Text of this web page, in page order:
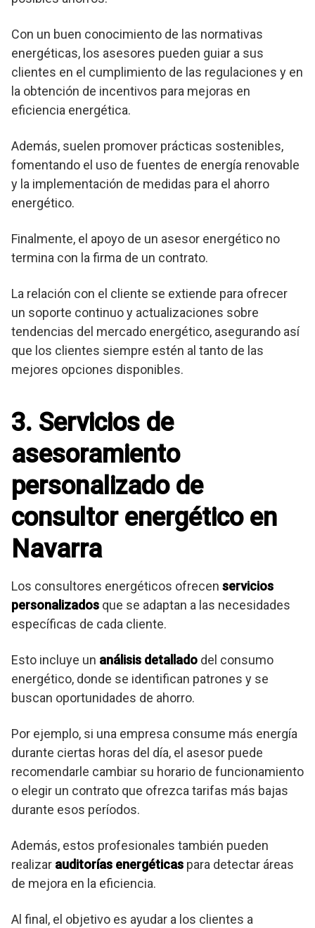
Con un buen conocimiento de las normativas
energéticas, los asesores pueden guiar a sus
clientes en el cumplimiento de las regulaciones y en
la obtención de incentivos para mejoras en
eficiencia energética.
Además, suelen promover prácticas sostenibles,
fomentando el uso de fuentes de energía renovable
y la implementación de medidas para el ahorro
energético.
Finalmente, el apoyo de un asesor energético no
termina con la firma de un contrato.
La relación con el cliente se extiende para ofrecer
un soporte continuo y actualizaciones sobre
tendencias del mercado energético, asegurando así
que los clientes siempre estén al tanto de las
mejores opciones disponibles.
3. Servicios de
asesoramiento
personalizado de
consultor energético en
Navarra
Los consultores energéticos ofrecen servicios
personalizados que se adaptan a las necesidades
específicas de cada cliente.
Esto incluye un análisis detallado del consumo
energético, donde se identifican patrones y se
buscan oportunidades de ahorro.
Por ejemplo, si una empresa consume más energía
durante ciertas horas del día, el asesor puede
recomendarle cambiar su horario de funcionamiento
o elegir un contrato que ofrezca tarifas más bajas
durante esos períodos.
Además, estos profesionales también pueden
realizar auditorías energéticas para detectar áreas
de mejora en la eficiencia.
Al final, el objetivo es ayudar a los clientes a